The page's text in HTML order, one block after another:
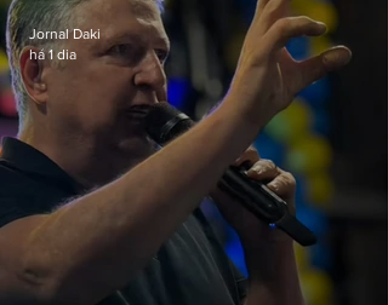
Jornal Daki
há 1 dia